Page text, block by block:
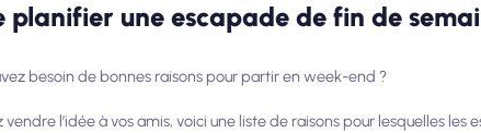
planifier une escapade de fin de
besoin de bonnes raisons pour partir en week-end ?
vendre l’idée à vos amis, voici une liste de raisons pour lesquelles